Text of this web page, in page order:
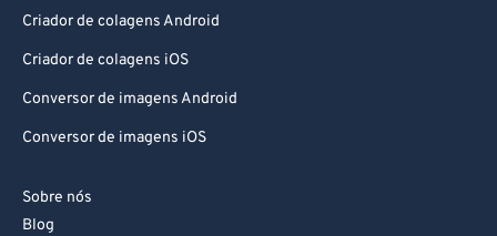
Criador de colagens Android
Criador de colagens iOS
Conversor de imagens Android
Conversor de imagens iOS
Sobre nós
Blog